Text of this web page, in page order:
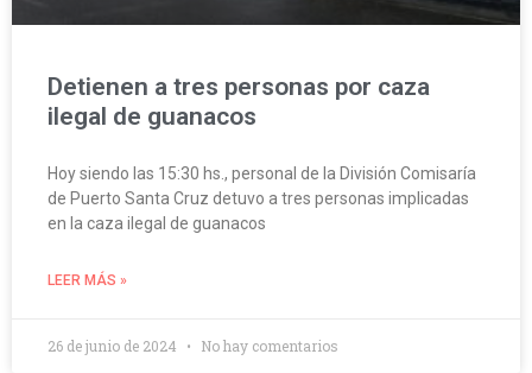
Detienen a tres personas por caza
ilegal de guanacos
Hoy siendo las 15:30 hs., personal de la División Comisaría
de Puerto Santa Cruz detuvo a tres personas implicadas
en la caza ilegal de guanacos
LEER MÁS »
26 de junio de 2024 No hay comentarios